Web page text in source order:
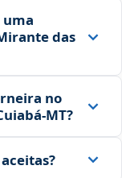
das
no